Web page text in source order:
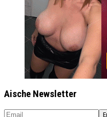
Aische Newsletter